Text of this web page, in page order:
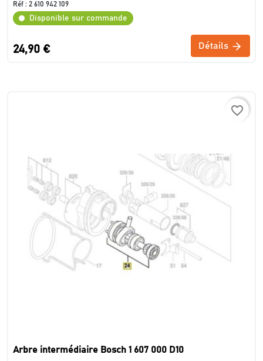
Réf : 2 610 942 109
Disponible sur commande
24,90 € Détails
favorite_border
Arbre intermédiaire Bosch 1 607 000 D10